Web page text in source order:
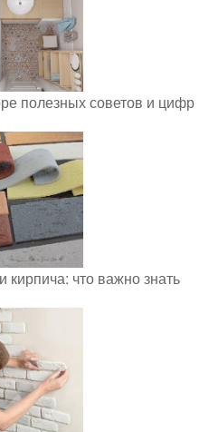
полезных советов и цифр
кирпича: что важно знать